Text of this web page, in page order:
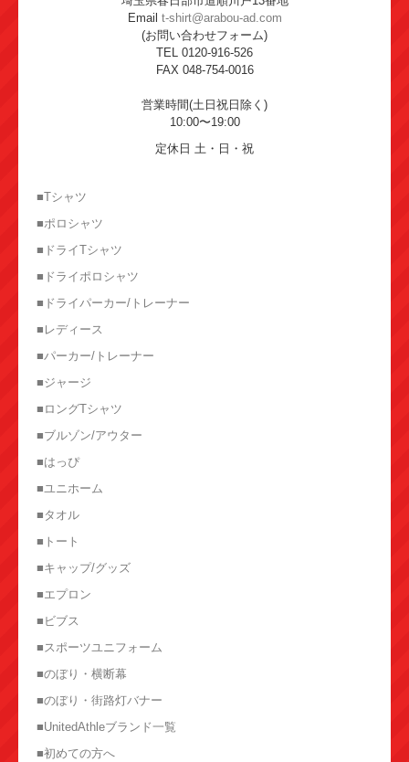
Email t-shirt@arabou-ad.com
(お問い合わせフォーム)
TEL 0120-916-526
FAX 048-754-0016
営業時間(土日祝日除く)
10:00〜19:00
定休日 土・日・祝
■Tシャツ
■ポロシャツ
■ドライTシャツ
■ドライポロシャツ
■ドライパーカー/トレーナー
■レディース
■パーカー/トレーナー
■ジャージ
■ロングTシャツ
■ブルゾン/アウター
■はっぴ
■ユニホーム
■タオル
■トート
■キャップ/グッズ
■エプロン
■ビブス
■スポーツユニフォーム
■のぼり・横断幕
■のぼり・街路灯バナー
■UnitedAthleブランド一覧
■初めての方へ